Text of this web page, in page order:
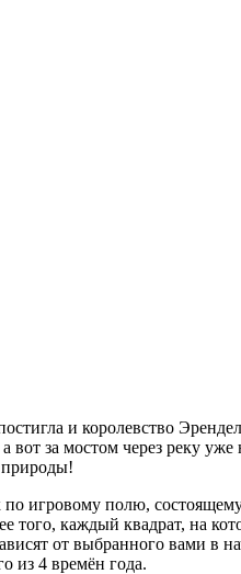
и королевство
вот за мостом через реку
природы!
полю,
того, каждый квадрат, на
от выбранного вами
из 4 времён года.